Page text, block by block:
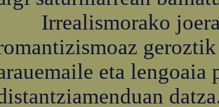
Irrealismorako
eta lengoaia